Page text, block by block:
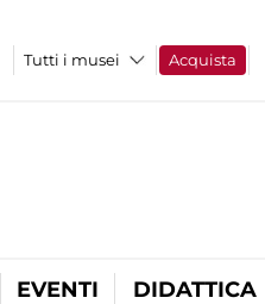
Tutti i musei Acquista
EVENTI DIDATTICA